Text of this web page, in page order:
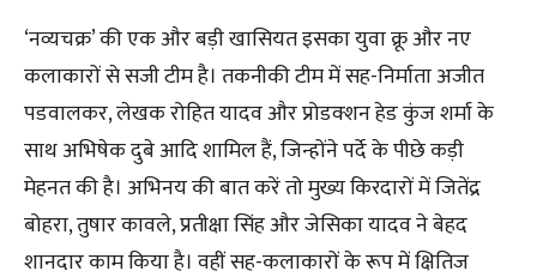
‘नव्यचक्र’ की एक और बड़ी खासियत इसका युवा क्रू और नए
कलाकारों से सजी टीम है। तकनीकी टीम में सह-निर्माता अजीत
पडवालकर, लेखक रोहित यादव और प्रोडक्शन हेड कुंज शर्मा के
साथ अभिषेक दुबे आदि शामिल हैं, जिन्होंने पर्दे के पीछे कड़ी
मेहनत की है। अभिनय की बात करें तो मुख्य किरदारों में जितेंद्र
बोहरा, तुषार कावले, प्रतीक्षा सिंह और जेसिका यादव ने बेहद
शानदार काम किया है। वहीं सह-कलाकारों के रूप में क्षितिज